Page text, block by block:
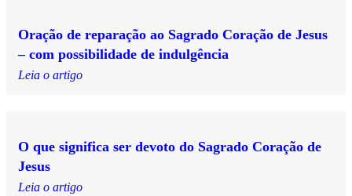
Oração de reparação ao Sagrado Coração de Jesus
– com possibilidade de indulgência
Leia o artigo
O que significa ser devoto do Sagrado Coração de
Jesus
Leia o artigo